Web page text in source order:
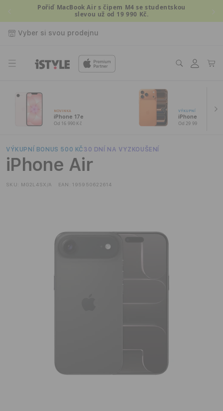
Přejít kPořiď MacBook Air s čipem M4 se studentskou
slevou už od 19 990 Kč.
Vyber si svou prodejnu
Přihlásit
se
Košík
NOVINKA
iPhone 17e
Od 16 990 Kč
VÝKUPNÍ BONUS 1 500
iPhone 17 Pro
Od 29 990 Kč
VÝKUPNÍ BONUS 500 KČ 30 DNÍ NA VYZKOUŠENÍ
iPhone Air
SKU: MG2L4SX/A EAN: 195950622614